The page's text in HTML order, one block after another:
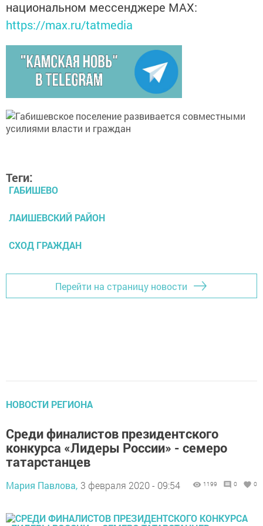
национальном мессенджере MАХ:
https://max.ru/tatmedia
Теги:
ГАБИШЕВО
ЛАИШЕВСКИЙ РАЙОН
СХОД ГРАЖДАН
Перейти на страницу новости
НОВОСТИ РЕГИОНА
Среди финалистов президентского
конкурса «Лидеры России» - семеро
татарстанцев
Мария Павлова, 3 февраля 2020 - 09:54 1199 0 0